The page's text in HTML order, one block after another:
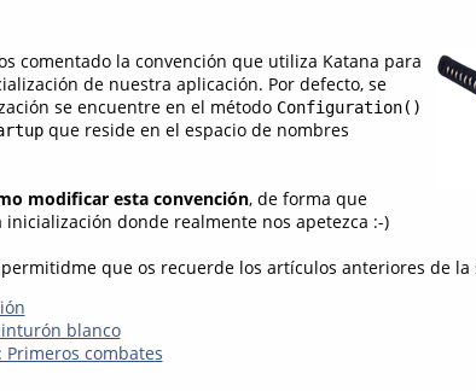
comentado la convención que utiliza Katana para
de nuestra aplicación. Por defecto, se
se encuentre en el método Configuration()
que reside en el espacio de nombres
modificar esta convención, de forma que
donde realmente nos apetezca :-)
que os recuerde los artículos anteriores de la
blanco
Primeros combates